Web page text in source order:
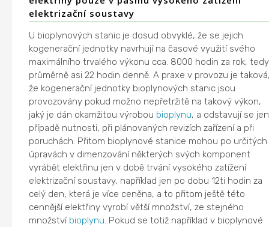
elektrizační soustavy
U bioplynových stanic je dosud obvyklé, že se jejich
kogenerační jednotky navrhují na časové využití svého
maximálního trvalého výkonu cca. 8000 hodin za rok, tedy
průměrně asi 22 hodin denně. A praxe v provozu je
že kogenerační jednotky bioplynových stanic jsou
provozovány pokud možno nepřetržitě na takový výkon,
jaký je dán okamžitou výrobou bioplynu, a odstavují se
případě nutnosti, při plánovaných revizích zařízení a při
poruchách. Přitom bioplynové stanice mohou po určitých
úpravách v dimenzování některých svých komponent
vyrábět elektřinu jen v době trvání vysokého zatížení
elektrizační soustavy, například jen po dobu 12ti hodin za
celý den, která je více ceněna, a to přitom ještě této
cennější elektřiny vyrobí větší množství, ze stejného
množství bioplynu . Pokud se totiž například v bioplynové